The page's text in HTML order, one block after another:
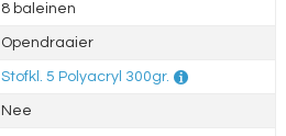
8 baleinen
Opendraaier
Stofkl. 5 Polyacryl 300gr.
Nee